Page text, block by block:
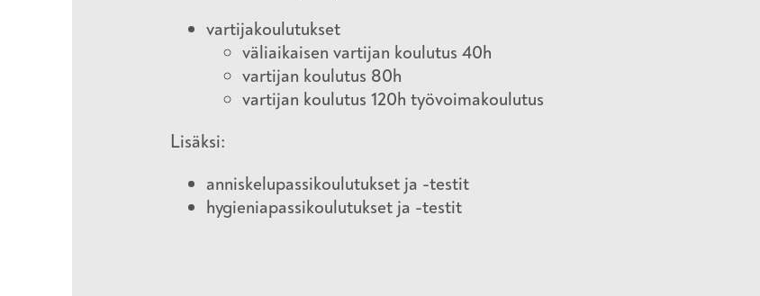
vartijakoulutukset
väliaikaisen vartijan koulutus 40h
vartijan koulutus 80h
vartijan koulutus 120h työvoimakoulutus
Lisäksi:
anniskelupassikoulutukset ja -testit
hygieniapassikoulutukset ja -testit